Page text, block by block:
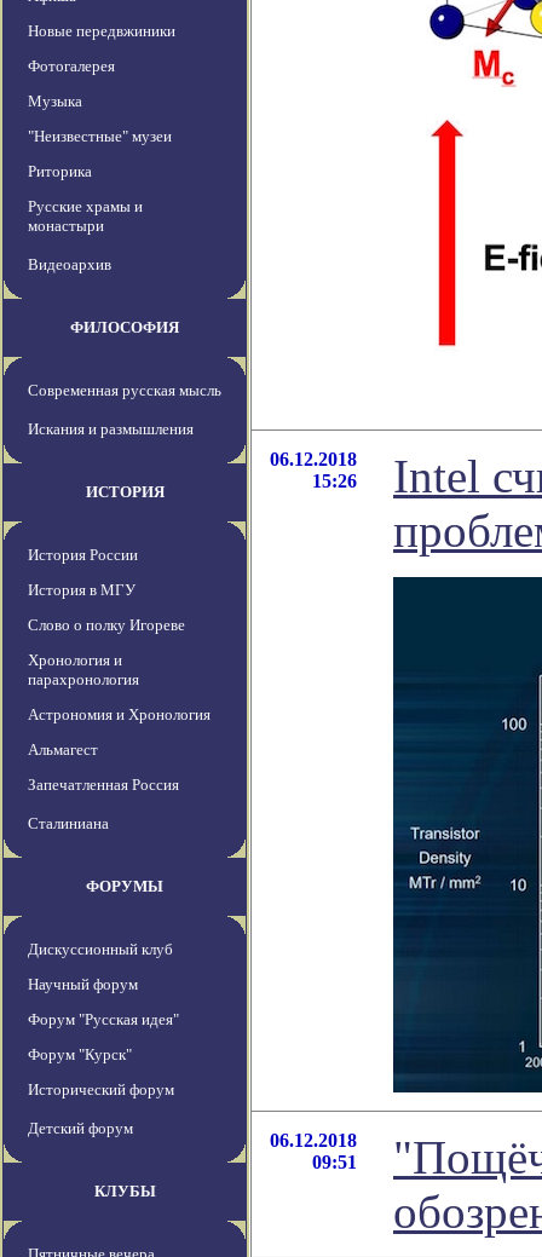
Новые передвжиники
Фотогалерея
Музыка
"Неизвестные" музеи
Риторика
Русские храмы и
монастыри
Видеоархив
ФИЛОСОФИЯ
Современная русская мысль
Искания и размышления
ИСТОРИЯ
История России
История в МГУ
Слово о полку Игореве
Хронология и
парахронология
Астрономия и Хронология
Альмагест
Запечатленная Россия
Сталиниана
ФОРУМЫ
Дискуссионный клуб
Научный форум
Форум "Русская идея"
Форум "Курск"
Исторический форум
Детский форум
КЛУБЫ
06.12.2018
15:26
Intel
06.12.2018
09:51